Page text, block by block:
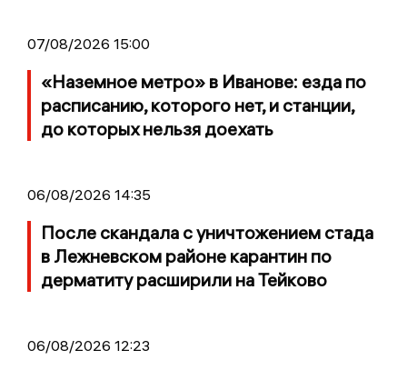
07/08/2026 15:00
«Наземное метро» в Иванове: езда по
расписанию, которого нет, и станции,
до которых нельзя доехать
06/08/2026 14:35
После скандала с уничтожением стада
в Лежневском районе карантин по
дерматиту расширили на Тейково
06/08/2026 12:23